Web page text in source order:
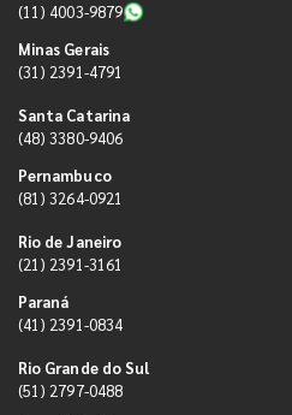
(11) 4003-9879
Minas Gerais
(31) 2391-4791
Santa Catarina
(48) 3380-9406
Pernambuco
(81) 3264-0921
Rio de Janeiro
(21) 2391-3161
Paraná
(41) 2391-0834
Rio Grande do Sul
(51) 2797-0488